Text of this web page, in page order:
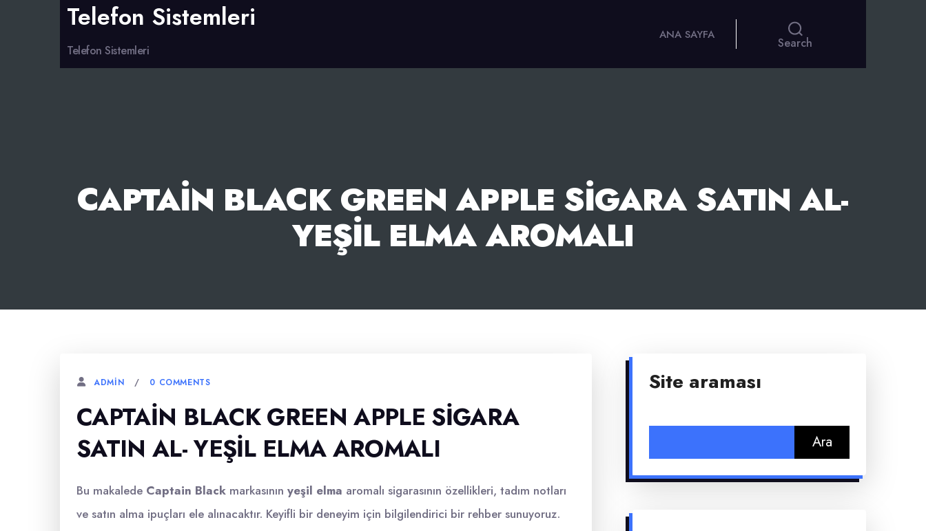
Telefon Sistemleri
Telefon Sistemleri
ANA SAYFA
Search
CAPTAIN BLACK GREEN APPLE SIGARA SATIN AL-
YEŞIL ELMA AROMALI
ADMIN 0 COMMENTS
CAPTAIN BLACK GREEN APPLE SIGARA
SATIN AL- YEŞIL ELMA AROMALI
Bu makalede Captain Black markasının yeşil elma aromalı sigarasının özellikleri, tadım notları
ve satın alma ipuçları ele alınacaktır. Keyifli bir deneyim için bilgilendirici bir rehber sunuyoruz.
Site araması